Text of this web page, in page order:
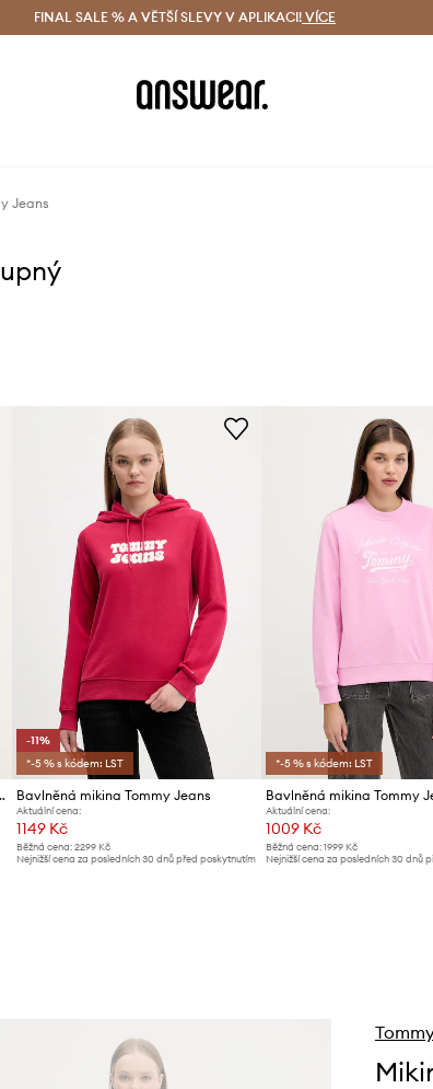
(od 1800 Kč) Doručení i do 24 h
FINAL SALE % A VĚTŠÍ SLEVY V APLIKACI! VÍCE
Jeans
s bavlnou
-11%
*-5 % s kódem: LST
Bavlněná mikina Tommy Jeans
Aktuální cena:
1149 Kč
Běžná cena: 2299 Kč
Nejnižší cena za posledních 30 dnů před poskytnutím
*-5 % s kódem: LST
Bavlněná mikina Tommy
Aktuální cena:
1009 Kč
Běžná cena: 1999 Kč
Nejnižší cena za posledních 30 dnů